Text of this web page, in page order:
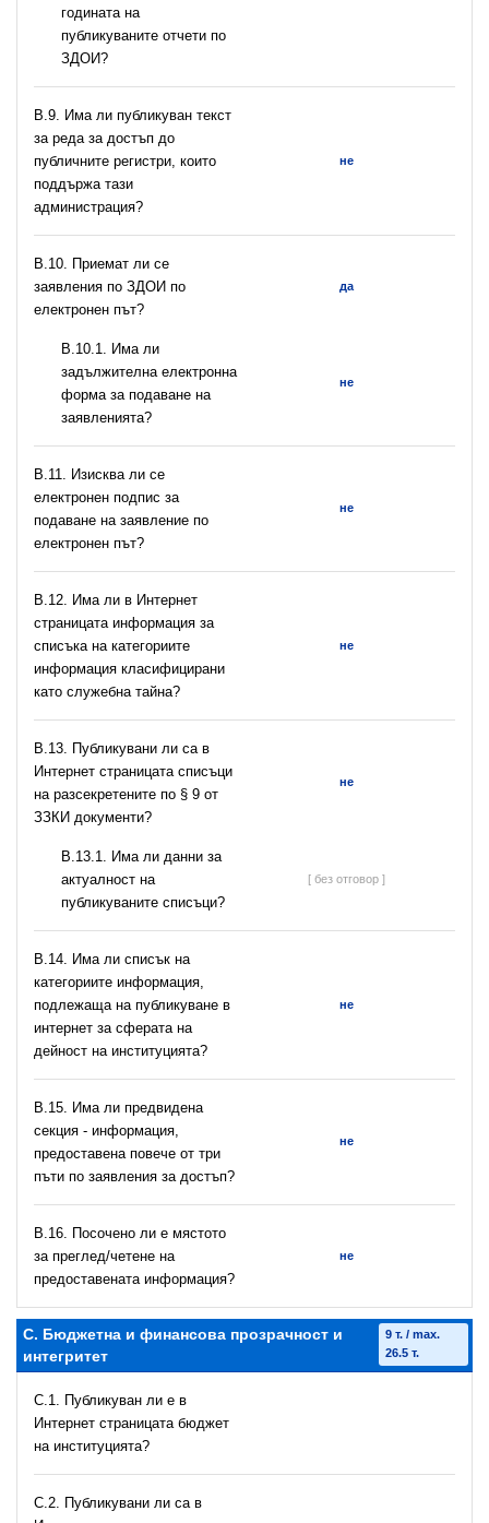
годината на
публикуваните отчети по
ЗДОИ?
В.9. Има ли публикуван текст
за реда за достъп до
публичните регистри, които
поддържа тази
администрация?
не
В.10. Приемат ли се
заявления по ЗДОИ по
електронен път?
да
В.10.1. Има ли
задължителна електронна
форма за подаване на
заявленията?
не
В.11. Изисква ли се
електронен подпис за
подаване на заявление по
електронен път?
не
В.12. Има ли в Интернет
страницата информация за
списъка на категориите
информация класифицирани
като служебна тайна?
не
В.13. Публикувани ли са в
Интернет страницата списъци
на разсекретените по § 9 от
ЗЗКИ документи?
не
В.13.1. Има ли данни за
актуалност на
публикуваните списъци?
[ без отговор ]
В.14. Има ли списък на
категориите информация,
подлежаща на публикуване в
интернет за сферата на
дейност на институцията?
не
В.15. Има ли предвидена
секция - информация,
предоставена повече от три
пъти по заявления за достъп?
не
В.16. Посочено ли е мястото
за преглед/четене на
предоставената информация?
не
C. Бюджетна и финансова прозрачност и
интегритет
9 т. / max.
26.5 т.
C.1. Публикуван ли е в
Интернет страницата бюджет
на институцията?
C.2. Публикувани ли са в